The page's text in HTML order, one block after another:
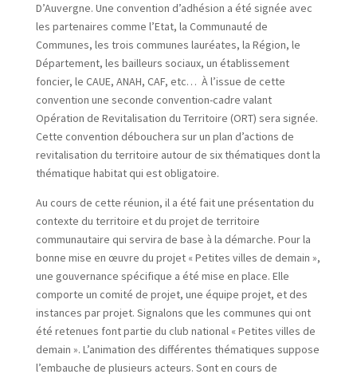
D’Auvergne. Une convention d’adhésion a été signée avec
les partenaires comme l’Etat, la Communauté de
Communes, les trois communes lauréates, la Région, le
Département, les bailleurs sociaux, un établissement
foncier, le CAUE, ANAH, CAF, etc… À l’issue de cette
convention une seconde convention-cadre valant
Opération de Revitalisation du Territoire (ORT) sera signée.
Cette convention débouchera sur un plan d’actions de
revitalisation du territoire autour de six thématiques dont la
thématique habitat qui est obligatoire.
Au cours de cette réunion, il a été fait une présentation du
contexte du territoire et du projet de territoire
communautaire qui servira de base à la démarche. Pour la
bonne mise en œuvre du projet « Petites villes de demain »,
une gouvernance spécifique a été mise en place. Elle
comporte un comité de projet, une équipe projet, et des
instances par projet. Signalons que les communes qui ont
été retenues font partie du club national « Petites villes de
demain ». L’animation des différentes thématiques suppose
l’embauche de plusieurs acteurs. Sont en cours de